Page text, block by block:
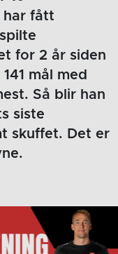
har fått
for 2 år siden
mål med
Så blir han
siste
skuffet. Det er